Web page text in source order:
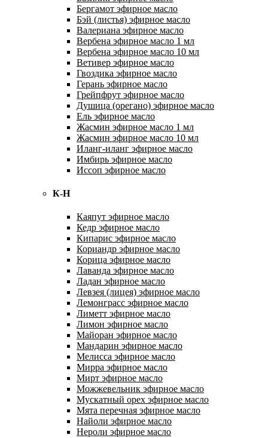
Бергамот эфирное масло
Бэй (листья) эфирное масло
Валериана эфирное масло
Вербена эфирное масло 1 мл
Вербена эфирное масло 10 мл
Ветивер эфирное масло
Гвоздика эфирное масло
Герань эфирное масло
Грейпфрут эфирное масло
Душица (орегано) эфирное масло
Ель эфирное масло
Жасмин эфирное масло 1 мл
Жасмин эфирное масло 10 мл
Иланг-иланг эфирное масло
Имбирь эфирное масло
Иссоп эфирное масло
К-Н
Каяпут эфирное масло
Кедр эфирное масло
Кипарис эфирное масло
Кориандр эфирное масло
Корица эфирное масло
Лаванда эфирное масло
Ладан эфирное масло
Левзея (лицея) эфирное масло
Лемонграсс эфирное масло
Лиметт эфирное масло
Лимон эфирное масло
Майоран эфирное масло
Мандарин эфирное масло
Мелисса эфирное масло
Мирра эфирное масло
Мирт эфирное масло
Можжевельник эфирное масло
Мускатный орех эфирное масло
Мята перечная эфирное масло
Найоли эфирное масло
Нероли эфирное масло